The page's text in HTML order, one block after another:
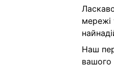
мережі
Наш
вашого